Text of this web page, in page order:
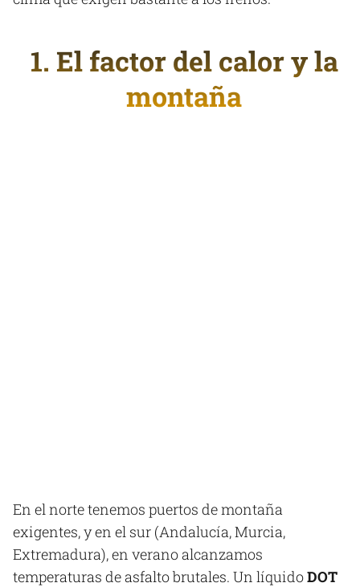
1. El factor del calor y la
montaña
En el norte tenemos puertos de montaña
exigentes, y en el sur (Andalucía, Murcia,
Extremadura), en verano alcanzamos
temperaturas de asfalto brutales. Un líquidoDOT